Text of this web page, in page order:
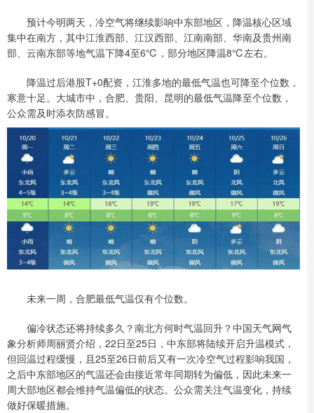
预计今明两天，冷空气将继续影响中东部地区，降温核心区域
集中在南方，其中江淮西部、江汉西部、江南南部、华南及贵州南
部、云南东部等地气温下降4至6℃，部分地区降温8℃左右。
降温过后港股T+0配资，江淮多地的最低气温也可降至个位数，
寒意十足。大城市中，合肥、贵阳、昆明的最低气温降至个位数，
公众需及时添衣防感冒。
未来一周，合肥最低气温仅有个位数。
偏冷状态还将持续多久？南北方何时气温回升？中国天气网气
象分析师周丽贤介绍，22日至25日，中东部将陆续开启升温模式，
但回温过程缓慢，且25至26日前后又有一次冷空气过程影响我国，
之后中东部地区的气温还会由接近常年同期转为偏低，因此未来一
周大部地区都会维持气温偏低的状态。公众需关注气温变化，持续
做好保暖措施。